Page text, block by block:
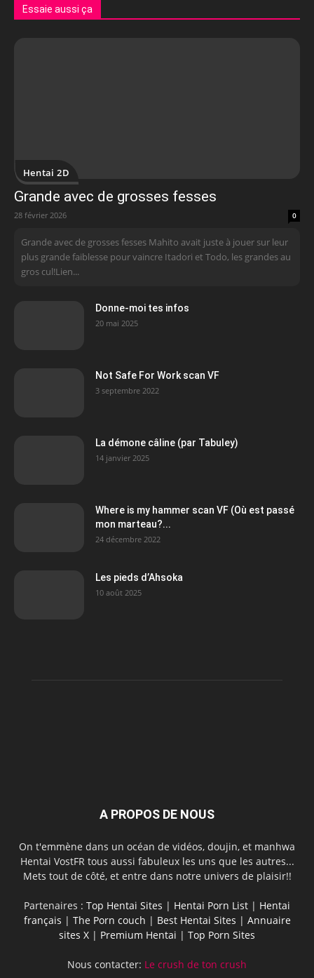
Essaie aussi ça
Hentai 2D
Grande avec de grosses fesses
28 février 2026 0
Grande avec de grosses fesses Mahito avait juste à jouer sur leur
plus grande faiblesse pour vaincre Itadori et Todo, les grandes au
gros cul!Lien...
Donne-moi tes infos
20 mai 2025
Not Safe For Work scan VF
3 septembre 2022
La démone câline (par Tabuley)
14 janvier 2025
Where is my hammer scan VF (Où est passé
mon marteau?...
24 décembre 2022
Les pieds d’Ahsoka
10 août 2025
A PROPOS DE NOUS
On t'emmène dans un océan de vidéos, doujin, et manhwa
Hentai VostFR tous aussi fabuleux les uns que les autres...
Mets tout de côté, et entre dans notre univers de plaisir!!
Partenaires : Top Hentai Sites | Hentai Porn List | Hentai
français | The Porn couch | Best Hentai Sites | Annuaire
sites X | Premium Hentai | Top Porn Sites
Nous contacter: Le crush de ton crush